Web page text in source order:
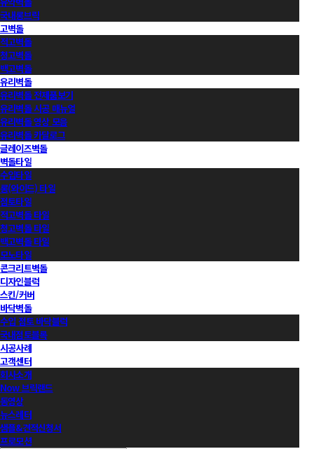
국내롱브릭
고벽돌
적고벽돌
청고벽돌
백고벽돌
유리벽돌
유리벽돌 전제품보기
유리벽돌 시공 매뉴얼
유리벽돌 영상 모음
유리벽돌 카달로그
글레이즈벽돌
벽돌타일
수입타일
롱(와이드) 타일
점토타일
적고벽돌 타일
청고벽돌 타일
백고벽돌 타일
모노타일
콘크리트벽돌
디자인블럭
스킨/커버
바닥벽돌
수입 점토 바닥블럭
국내점토블록
시공사례
고객센터
회사소개
Now 브릭랜드
동영상
뉴스레터
샘플&견적신청서
프로모션